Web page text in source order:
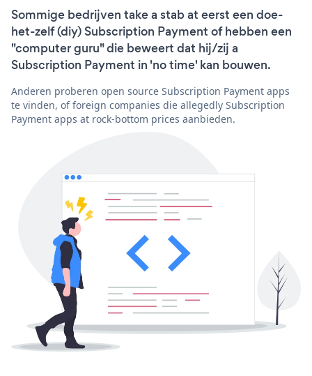
Sommige bedrijven take a stab at eerst een doe-
het-zelf (diy) Subscription Payment of hebben een
"computer guru" die beweert dat hij/zij a
Subscription Payment in 'no time' kan bouwen.
Anderen proberen open source Subscription Payment apps
te vinden, of foreign companies die allegedly Subscription
Payment apps at rock-bottom prices aanbieden.